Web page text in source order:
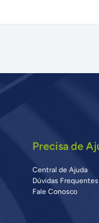
Precisa de
Central de Ajuda
Dúvidas Frequentes
Fale Conosco